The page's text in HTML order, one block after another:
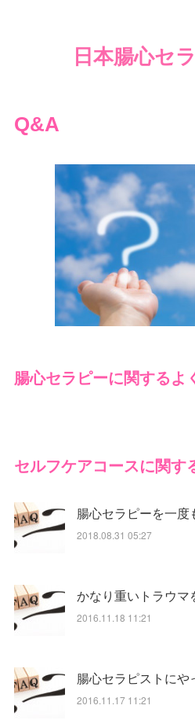
日本腸心セ
Q&A
腸心セラピーに関するよ
セルフケアコースに関す
腸心セラピーを一
2018.08.31 05:27
かなり重いトラウ
2016.11.18 11:21
腸心セラピストに
2016.11.17 11:21